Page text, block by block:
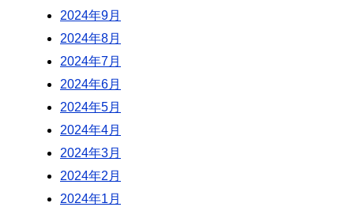
2024年9月
2024年8月
2024年7月
2024年6月
2024年5月
2024年4月
2024年3月
2024年2月
2024年1月